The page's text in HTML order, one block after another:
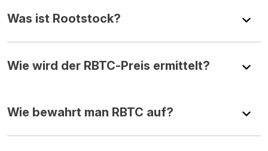
Was ist Rootstock?
Wie wird der RBTC-Preis ermittelt?
Wie bewahrt man RBTC auf?